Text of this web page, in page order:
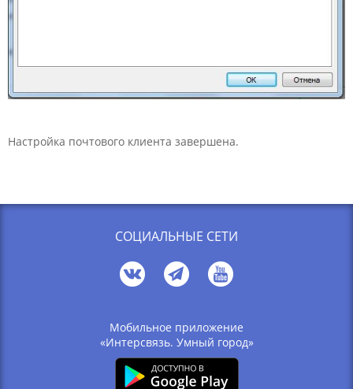
Настройка почтового клиента завершена.
СОЦИАЛЬНЫЕ СЕТИ
Мобильное приложение
«Интерсвязь. Умный город»